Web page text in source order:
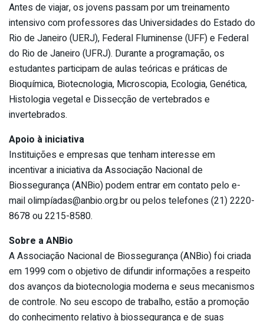
Antes de viajar, os jovens passam por um treinamento
intensivo com professores das Universidades do Estado do
Rio de Janeiro (UERJ), Federal Fluminense (UFF) e Federal
do Rio de Janeiro (UFRJ). Durante a programação, os
estudantes participam de aulas teóricas e práticas de
Bioquímica, Biotecnologia, Microscopia, Ecologia, Genética,
Histologia vegetal e Dissecção de vertebrados e
invertebrados.
Apoio à iniciativa
Instituições e empresas que tenham interesse em
incentivar a iniciativa da Associação Nacional de
Biossegurança (ANBio) podem entrar em contato pelo e-
mail olimpíadas@anbio.org.brou pelos telefones (21) 2220-
8678 ou 2215-8580.
Sobre a ANBio
A Associação Nacional de Biossegurança (ANBio) foi criada
em 1999 com o objetivo de difundir informações a respeito
dos avanços da biotecnologia moderna e seus mecanismos
de controle. No seu escopo de trabalho, estão a promoção
do conhecimento relativo à biossegurança e de suas